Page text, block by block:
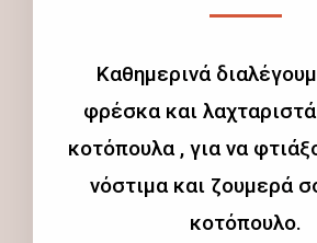
Καθημερινά
φρέσκα και
κοτόπουλα , για να
νόστιμα και ζουμερά
κοτόπουλο.